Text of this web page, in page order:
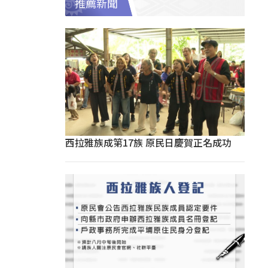
推薦新聞
西拉雅族成第17族 原民日慶賀正名成功